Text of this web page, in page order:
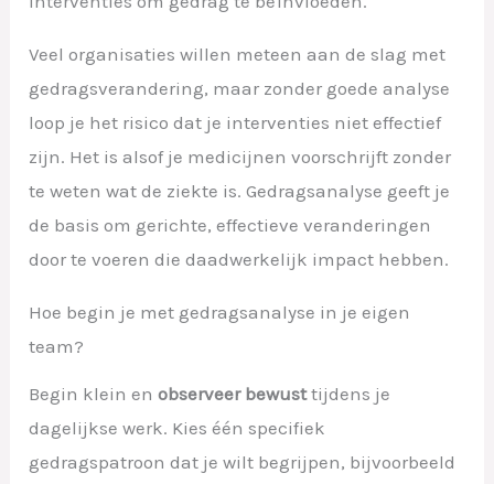
Veel organisaties willen meteen aan de slag met
gedragsverandering, maar zonder goede analyse
loop je het risico dat je interventies niet effectief
zijn. Het is alsof je medicijnen voorschrijft zonder
te weten wat de ziekte is. Gedragsanalyse geeft je
de basis om gerichte, effectieve veranderingen
door te voeren die daadwerkelijk impact hebben.
Hoe begin je met gedragsanalyse in je eigen
team?
Begin klein enobserveer bewusttijdens je
dagelijkse werk. Kies één specifiek
gedragspatroon dat je wilt begrijpen, bijvoorbeeld